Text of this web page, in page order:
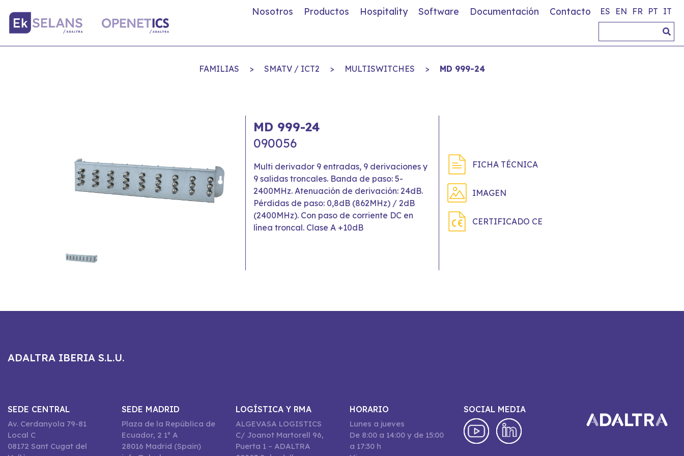
Nosotros Productos Hospitality Software Documentación Contacto ES EN FR PT IT
FAMILIAS > SMATV / ICT2 > MULTISWITCHES > MD 999-24
MD 999-24
090056
Multi derivador 9 entradas, 9 derivaciones y
9 salidas troncales. Banda de paso: 5-
2400MHz. Atenuación de derivación: 24dB.
Pérdidas de paso: 0,8dB (862MHz) / 2dB
(2400MHz). Con paso de corriente DC en
línea troncal. Clase A +10dB
FICHA TÉCNICA
IMAGEN
CERTIFICADO CE
ADALTRA IBERIA S.L.U.
SEDE CENTRAL
Av. Cerdanyola 79-81
Local C
08172 Sant Cugat del
SEDE MADRID
Plaza de la República de
Ecuador, 2 1º A
28016 Madrid (Spain)
LOGÍSTICA Y RMA
ALGEVASA LOGISTICS
C/ Joanot Martorell 96,
Puerta 1 – ADALTRA
HORARIO
Lunes a jueves
De 8:00 a 14:00 y de 15:00
a 17:30 h
SOCIAL MEDIA